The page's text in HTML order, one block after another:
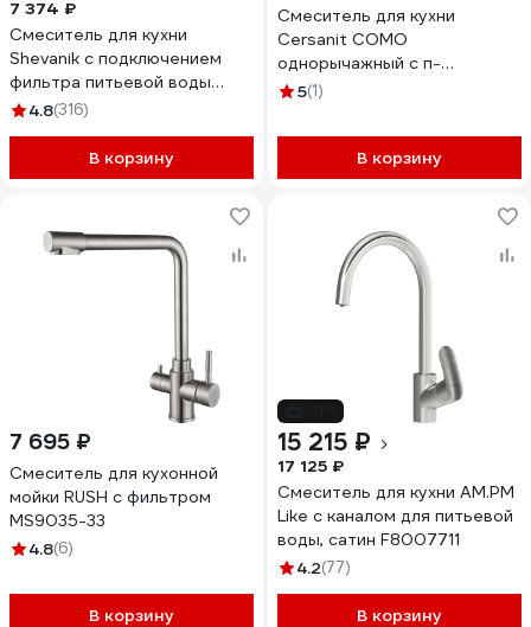
7 374 ₽
Смеситель для кухни
Shevanik с подключением
фильтра питьевой воды
S328L
4.8(316)
В корзину
Смеситель для кухни
Cersanit COMO
однорычажный с п-
образным изливом сатин
5(1)
В корзину
7 695 ₽
Смеситель для кухонной
мойки RUSH с фильтром
MS9035-33
4.8(6)
В корзину
15 215 ₽
17 125 ₽
Смеситель для кухни AM.PM
Like с каналом для питьевой
воды, сатин F8007711
4.2(77)
В корзину